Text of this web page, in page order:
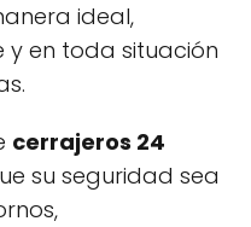
ideal,
y en toda situación
cerrajeros 24
su seguridad sea